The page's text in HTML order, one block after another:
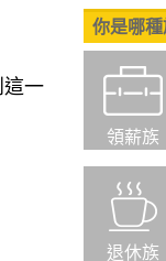
這一
你是哪
領薪族
退休族